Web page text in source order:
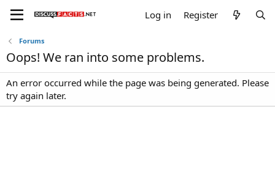
Log in Register
Forums
Oops! We ran into some problems.
An error occurred while the page was being generated. Please
try again later.